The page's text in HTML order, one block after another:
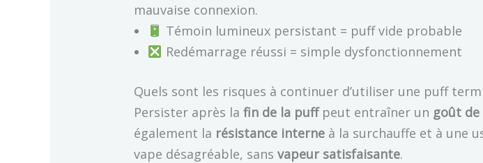
mauvaise connexion.
Témoin lumineux persistant = puff vide probable
Redémarrage réussi = simple dysfonctionnement
Quels sont les risques à continuer d’utiliser une puff
Persister après lafin de la puffpeut entraîner un goût
également la résistance interne à la surchauffe et à une
vape désagréable, sansvapeur satisfaisante.